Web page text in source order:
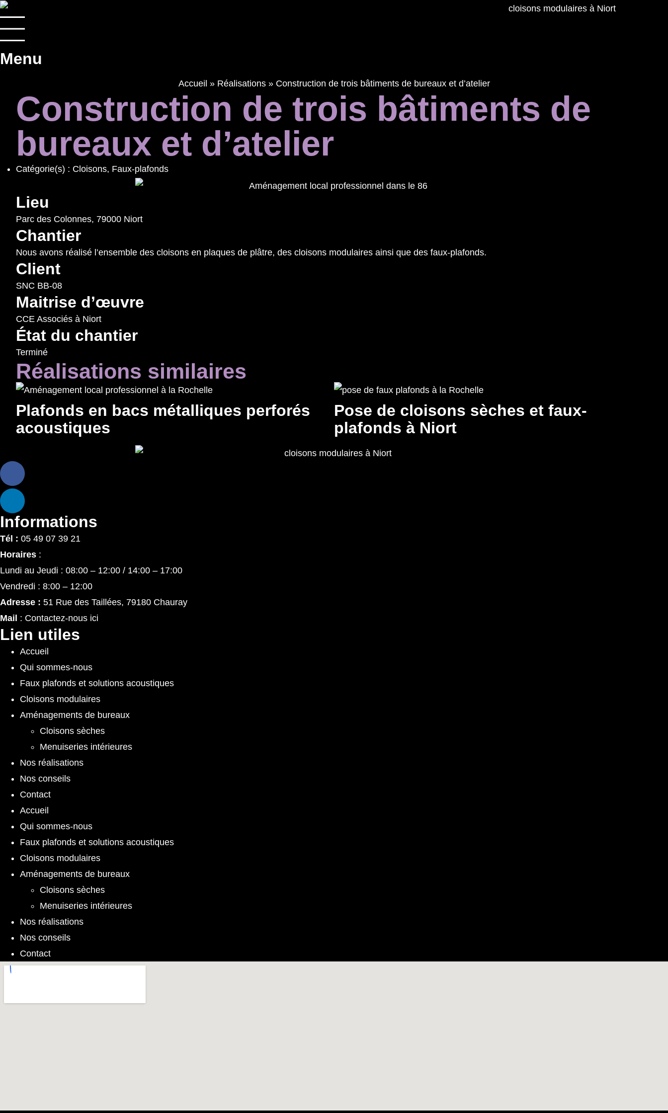
Menu
Accueil » Réalisations» Construction de trois bâtiments de bureaux et d’atelier
Construction de trois bâtiments de
bureaux et d’atelier
Catégorie(s) : Cloisons, Faux-plafonds
Lieu
Parc des Colonnes, 79000 Niort
Chantier
Nous avons réalisé l’ensemble des cloisons en plaques de plâtre, des cloisons modulaires ainsi que des faux-plafonds.
Client
SNC BB-08
Maitrise d’œuvre
CCE Associés à Niort
État du chantier
Terminé
Réalisations similaires
Plafonds en bacs métalliques perforés
acoustiques
Pose de cloisons sèches et faux-
plafonds à Niort
Informations
Tél : 05 49 07 39 21
Horaires :
Lundi au Jeudi : 08:00 – 12:00 / 14:00 – 17:00
Vendredi : 8:00 – 12:00
Adresse : 51 Rue des Taillées, 79180 Chauray
Mail : Contactez-nous ici
Lien utiles
Accueil
Qui sommes-nous
Faux plafonds et solutions acoustiques
Cloisons modulaires
Aménagements de bureaux
Cloisons sèches
Menuiseries intérieures
Nos réalisations
Nos conseils
Contact
Accueil
Qui sommes-nous
Faux plafonds et solutions acoustiques
Cloisons modulaires
Aménagements de bureaux
Cloisons sèches
Menuiseries intérieures
Nos réalisations
Nos conseils
Contact
Panneau de gestion des cookies